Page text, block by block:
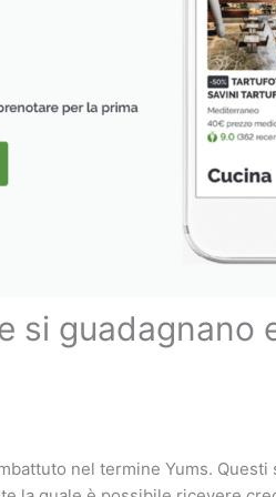
si guadagnano
nel termine Yums.